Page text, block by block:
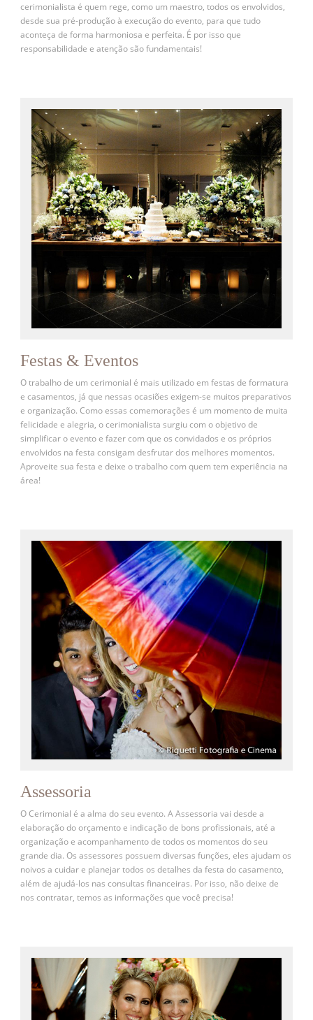
cerimonialista é quem rege, como um maestro, todos os envolvidos,
desde sua pré-produção à execução do evento, para que tudo
aconteça de forma harmoniosa e perfeita. É por isso que
responsabilidade e atenção são fundamentais!
Festas & Eventos
O trabalho de um cerimonial é mais utilizado em festas de formatura
e casamentos, já que nessas ocasiões exigem-se muitos preparativos
e organização. Como essas comemorações é um momento de muita
felicidade e alegria, o cerimonialista surgiu com o objetivo de
simplificar o evento e fazer com que os convidados e os próprios
envolvidos na festa consigam desfrutar dos melhores momentos.
Aproveite sua festa e deixe o trabalho com quem tem experiência na
área!
Assessoria
O Cerimonial é a alma do seu evento. A Assessoria vai desde a
elaboração do orçamento e indicação de bons profissionais, até a
organização e acompanhamento de todos os momentos do seu
grande dia. Os assessores possuem diversas funções, eles ajudam os
noivos a cuidar e planejar todos os detalhes da festa do casamento,
além de ajudá-los nas consultas financeiras. Por isso, não deixe de
nos contratar, temos as informações que você precisa!